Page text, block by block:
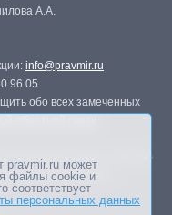
А.А.
info@pravmir.ru
96 05
обо всех замеченных
изданиях (книгах, прессе)
редакции.
pravmir.ru может
файлы cookie и
соответствует
персональных данных